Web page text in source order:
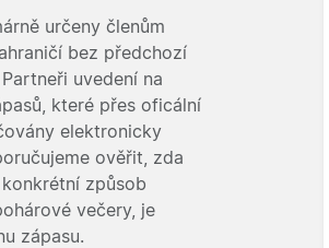
určeny členům
bez předchozí
uvedení na
které přes oficální
elektronicky
ověřit, zda
způsob
večery, je
zápasu.